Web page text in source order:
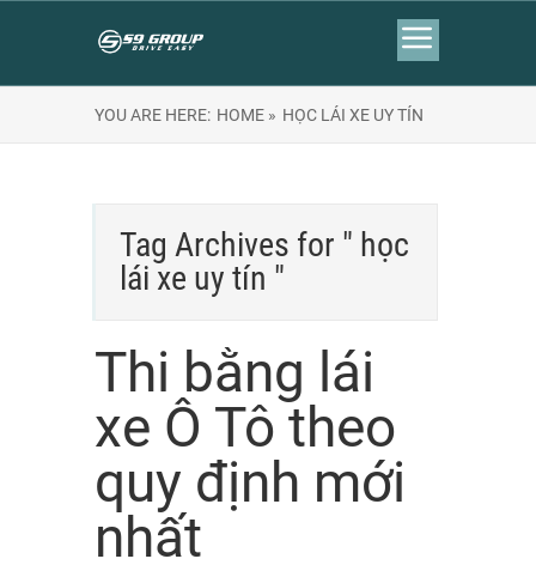
YOU ARE HERE: HOME » HỌC LÁI XE UY TÍN
Tag Archives for " học
lái xe uy tín "
Thi bằng lái
xe Ô Tô theo
quy định mới
nhất